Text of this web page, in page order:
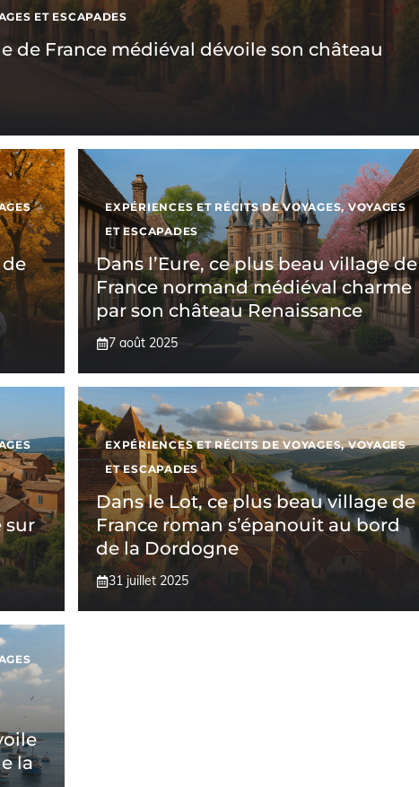
ET ESCAPADES
de France médiéval dévoile son château
EXPÉRIENCES ET RÉCITS DE VOYAGES,VOYAGES
ET ESCAPADES
Dans l’Eure, ce plus beau village de
France normand médiéval charme
par son château Renaissance
7 août 2025
sur
EXPÉRIENCES ET RÉCITS DE VOYAGES,VOYAGES
ET ESCAPADES
Dans le Lot, ce plus beau village de
France roman s’épanouit au bord
de la Dordogne
31 juillet 2025
la